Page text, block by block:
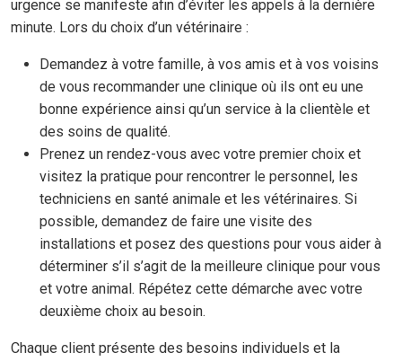
urgence se manifeste afin d’éviter les appels à la dernière
minute. Lors du choix d’un vétérinaire :
Demandez à votre famille, à vos amis et à vos voisins
de vous recommander une clinique où ils ont eu une
bonne expérience ainsi qu’un service à la clientèle et
des soins de qualité.
Prenez un rendez-vous avec votre premier choix et
visitez la pratique pour rencontrer le personnel, les
techniciens en santé animale et les vétérinaires. Si
possible, demandez de faire une visite des
installations et posez des questions pour vous aider à
déterminer s’il s’agit de la meilleure clinique pour vous
et votre animal. Répétez cette démarche avec votre
deuxième choix au besoin.
Chaque client présente des besoins individuels et la